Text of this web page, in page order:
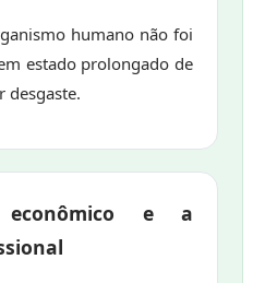
humano não foi
estado prolongado de
desgaste.
e a